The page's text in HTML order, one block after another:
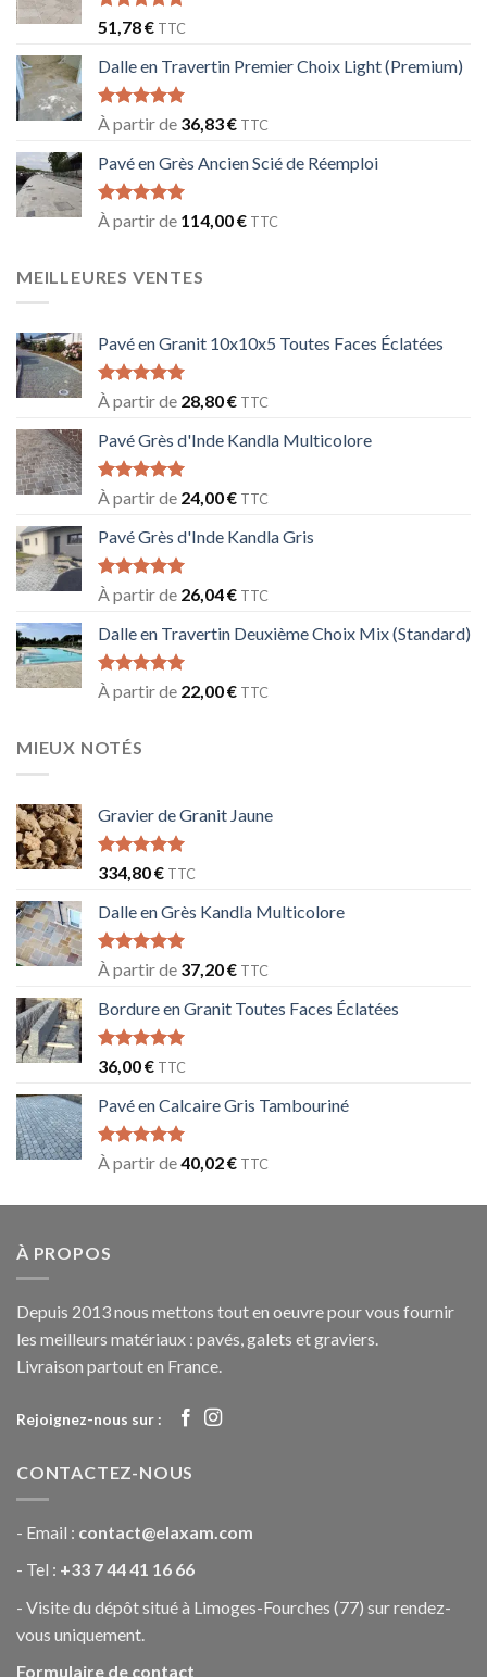
Note5.00
sur 5
51,78€ TTC
Dalle en Travertin Premier Choix Light (Premium)
Note5.00
sur 5
À partir de 36,83€ TTC
Pavé en Grès Ancien Scié de Réemploi
Note5.00
sur 5
À partir de 114,00€ TTC
MEILLEURES VENTES
Pavé en Granit 10x10x5 Toutes Faces Éclatées
Note5.00
sur 5
À partir de 28,80€ TTC
Pavé Grès d'Inde Kandla Multicolore
Note5.00
sur 5
À partir de 24,00€ TTC
Pavé Grès d'Inde Kandla Gris
Note5.00
sur 5
À partir de 26,04€ TTC
Dalle en Travertin Deuxième Choix Mix (Standard)
Note5.00
sur 5
À partir de 22,00€ TTC
MIEUX NOTÉS
Gravier de Granit Jaune
Note5.00
sur 5
334,80€ TTC
Dalle en Grès Kandla Multicolore
Note5.00
sur 5
À partir de 37,20€ TTC
Bordure en Granit Toutes Faces Éclatées
Note5.00
sur 5
36,00€ TTC
Pavé en Calcaire Gris Tambouriné
Note5.00
sur 5
À partir de40,02€ TTC
À PROPOS
Depuis 2013 nous mettons tout en oeuvre pour vous fournir
les meilleurs matériaux : pavés, galets et graviers.
Livraison partout en France.
Rejoignez-nous sur :
CONTACTEZ-NOUS
- Email : contact@elaxam.com
- Tel : +33 7 44 41 16 66
- Visite du dépôt situé à Limoges-Fourches (77) sur rendez-
vous uniquement.
Formulaire de contact